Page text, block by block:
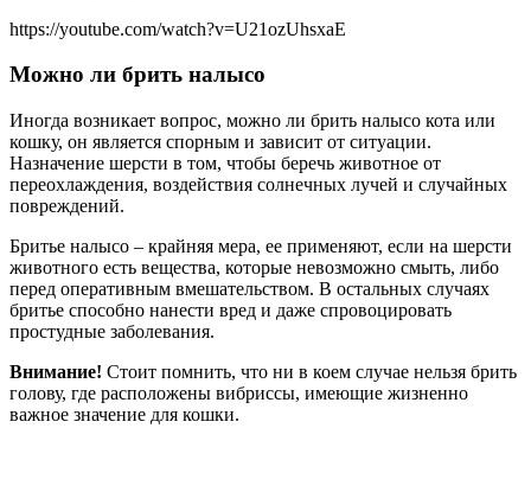
https://youtube.com/watch?v=U21ozUhsxaE
Можно ли брить налысо
Иногда возникает вопрос, можно ли брить налысо кота или
кошку, он является спорным и зависит от ситуации.
Назначение шерсти в том, чтобы беречь животное от
переохлаждения, воздействия солнечных лучей и случайных
повреждений.
Бритье налысо – крайняя мера, ее применяют, если на шерсти
животного есть вещества, которые невозможно смыть, либо
перед оперативным вмешательством. В остальных случаях
бритье способно нанести вред и даже спровоцировать
простудные заболевания.
Внимание! Стоит помнить, что ни в коем случае нельзя брить
голову, где расположены вибриссы, имеющие жизненно
важное значение для кошки.